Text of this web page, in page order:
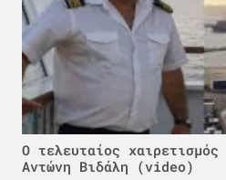
Ο τελευταίος
Αντώνη Βιδάλη (video)